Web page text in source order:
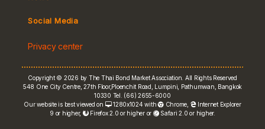
e-bookbuilding
FRN Rate
Social Media
Privacy center
Copyright © 2026 by The Thai Bond Market Association. All Rights Reserved
548 One City Centre, 27th Floor,Ploenchit Road, Lumpini, Pathumwan, Bangkok
10330 Tel. (66) 2655-6000
Our website is best viewed on
1280x1024 with Chrome
Internet Explorer
9 or higher,
Firefox 2.0 or higher or Safari 2.0 or higher.